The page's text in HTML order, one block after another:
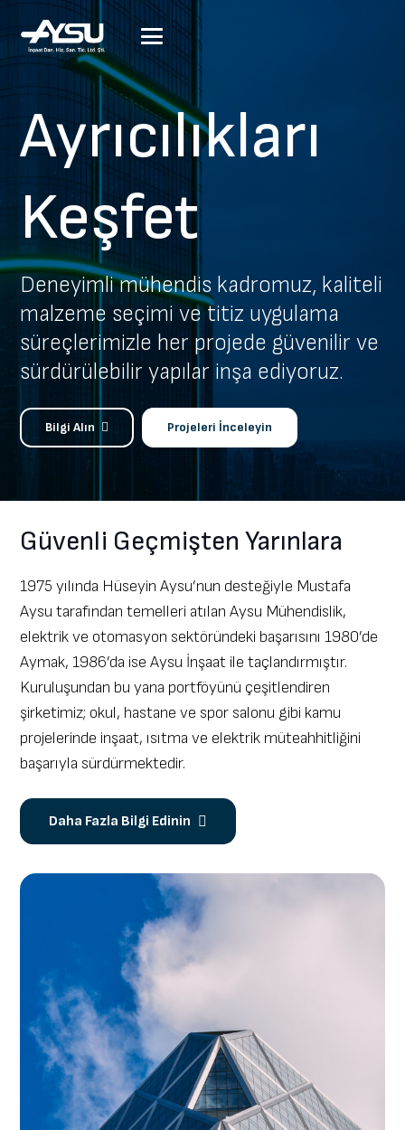
Ayrıcılıkları
Keşfet
Deneyimli mühendis kadromuz, kaliteli
malzeme seçimi ve titiz uygulama
süreçlerimizle her projede güvenilir ve
sürdürülebilir yapılar inşa ediyoruz.
Bilgi Alın Projeleri İnceleyin
Güvenli Geçmişten Yarınlara
1975 yılında Hüseyin Aysu’nun desteğiyle Mustafa
Aysu tarafından temelleri atılan Aysu Mühendislik,
elektrik ve otomasyon sektöründeki başarısını 1980’de
Aymak, 1986’da ise Aysu İnşaat ile taçlandırmıştır.
Kuruluşundan bu yana portföyünü çeşitlendiren
şirketimiz; okul, hastane ve spor salonu gibi kamu
projelerinde inşaat, ısıtma ve elektrik müteahhitliğini
başarıyla sürdürmektedir.
Daha Fazla Bilgi Edinin